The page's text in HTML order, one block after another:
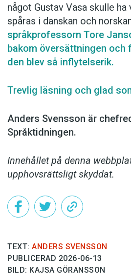
något Gustav Vasa skulle
spåras i ­danskan och
språk­professorn Tore
bakom översättningen och
den blev så inflytelserik.
Trevlig läsning och glad
Anders Svensson är
Språktidningen.
Innehållet på denna
upphovsrättsligt skyddat.
TEXT: ANDERS SVENSSON
PUBLICERAD 2026-06-13
BILD: KAJSA GÖRANSSON